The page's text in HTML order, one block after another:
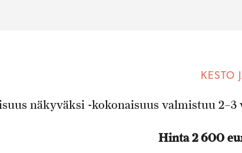
KESTO
näkyväksi -kokonaisuus valmistuu 2–3
Hinta 2 600